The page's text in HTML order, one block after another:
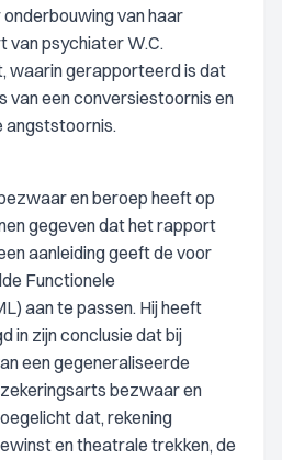
van haar
van psychiater W.C.
waarin gerapporteerd is dat
van een conversiestoornis en
angststoornis.
en beroep heeft op
gegeven dat het rapport
aanleiding geeft de voor
Functionele
aan te passen. Hij heeft
in zijn conclusie dat bij
een gegeneraliseerde
bezwaar en
dat, rekening
en theatrale trekken, de